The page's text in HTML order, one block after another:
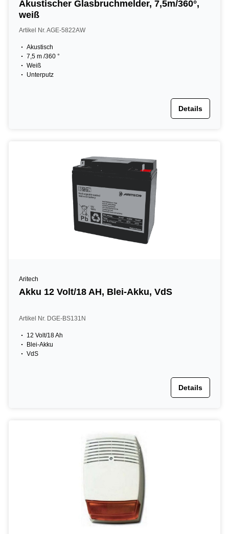
Akustischer Glasbruchmelder, 7,5m/360°,
weiß
Artikel Nr. AGE-5822AW
Akustisch
7,5 m /360 °
Weiß
Unterputz
Details
Aritech
Akku 12 Volt/18 AH, Blei-Akku, VdS
Artikel Nr. DGE-BS131N
12 Volt/18 Ah
Blei-Akku
VdS
Details